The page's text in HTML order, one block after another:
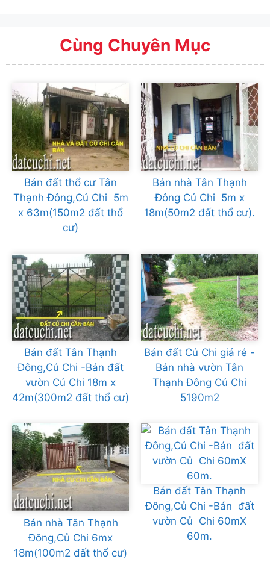
Cùng Chuyên Mục
Bán đất thổ cư Tân
Thạnh Đông,Củ Chi 5m
x 63m(150m2 đất thổ
cư)
Bán nhà Tân Thạnh
Đông Củ Chi 5m x
18m(50m2 đất thổ cư).
Bán đất Tân Thạnh
Đông,Củ Chi -Bán đất
vườn Củ Chi 18m x
42m(300m2 đất thổ cư)
Bán đất Củ Chi giá rẻ -
Bán nhà vườn Tân
Thạnh Đông Củ Chi
5190m2
Bán nhà Tân Thạnh
Đông,Củ Chi 6mx
18m(100m2 đất thổ cư)
Bán đất Tân Thạnh
Đông,Củ Chi -Bán đất
vườn Củ Chi 60mX
60m.